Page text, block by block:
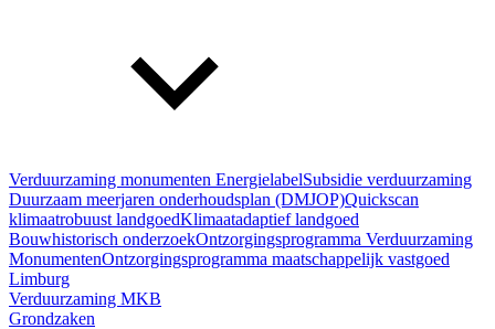
Verduurzaming monumenten EnergielabelSubsidie verduurzaming
Duurzaam meerjaren onderhoudsplan (DMJOP)Quickscan
klimaatrobuust landgoedKlimaatadaptief landgoed
Bouwhistorisch onderzoekOntzorgingsprogramma Verduurzaming
MonumentenOntzorgingsprogramma maatschappelijk vastgoed
Limburg
Verduurzaming MKB
Grondzaken